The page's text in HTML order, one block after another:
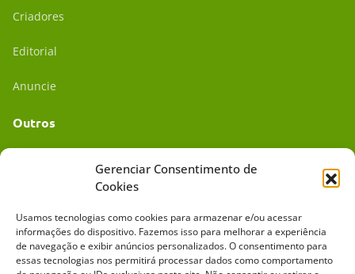
Gerenciar Consentimento de
Cookies
Usamos tecnologias como cookies para armazenar e/ou acessar
informações do dispositivo. Fazemos isso para melhorar a experiência
de navegação e exibir anúncios personalizados. O consentimento para
essas tecnologias nos permitirá processar dados como comportamento
Criadores
Editorial
Anuncie
Outros
Mídia Kit